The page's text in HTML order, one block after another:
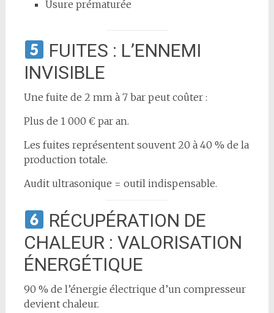
Usure prématurée
FUITES : L’ENNEMI
INVISIBLE
Une fuite de 2 mm à 7 bar peut coûter :
Plus de 1 000 € par an.
Les fuites représentent souvent 20 à 40 % de la
production totale.
Audit ultrasonique = outil indispensable.
RÉCUPÉRATION DE
CHALEUR : VALORISATION
ÉNERGÉTIQUE
90 % de l’énergie électrique d’un compresseur
devient chaleur.